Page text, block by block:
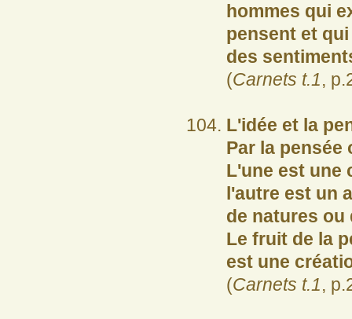
hommes qui
pensent et
des
(Carnets t.1,
L'idée et la
Par la pensée
L'une est une
l'autre est un
de natures ou
Le fruit de la
est une
(Carnets t.1,